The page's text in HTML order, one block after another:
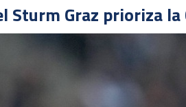
Sturm Graz prioriza